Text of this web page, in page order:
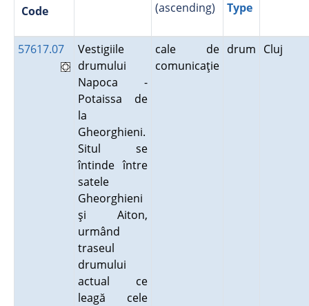
Code
(ascending)
Type
57617.07
Vestigiile
drumului
Napoca -
Potaissa de
la
Gheorghieni.
Situl se
întinde între
satele
Gheorghieni
şi Aiton,
urmând
traseul
drumului
actual ce
leagă cele
cale de
comunicaţie
drum Cluj